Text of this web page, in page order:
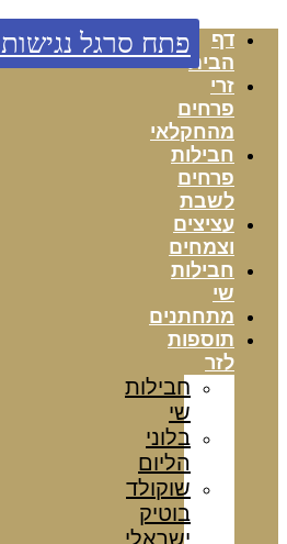
לתוכן דף
הבית
זרי
פרחים
מהחקלאי
חבילות
פרחים
לשבת
עציצים
וצמחים
חבילות
שי
מתחתנים
תוספות
לזר
חבילות
שי
בלוני
הליום
שוקולד
בוטיק
ישראלי
פתח סרגל נגישות